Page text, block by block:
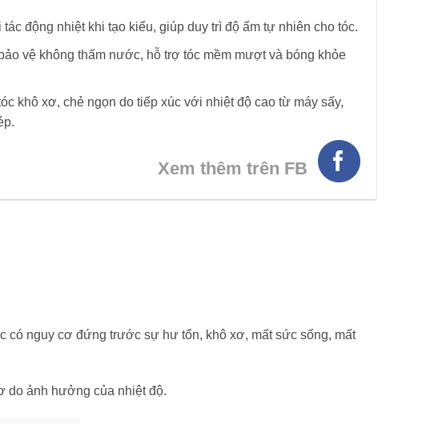
tác động nhiệt khi tạo kiểu, giúp duy trì độ ẩm tự nhiên cho tóc.
vệ không thấm nước, hỗ trợ tóc mềm mượt và bóng khỏe
khô xơ, chẻ ngọn do tiếp xúc với nhiệt độ cao từ máy sấy,
Xem thêm trên FB
có nguy cơ đứng trước sự hư tổn, khô xơ, mất sức sống, mất
do ảnh hưởng của nhiệt độ.